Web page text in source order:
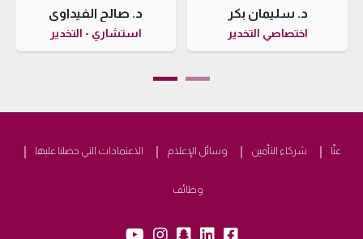
د. سليمان بكر
اختصاصي التخدير
د. صالح الفيداوي
استشاري - التخدير
عنّا شركاء التأمين وسائل الإعلام الاعتمادات التي حصلنا عليها
وظائف
fb:
lk:
snapchat:
insta:
yb: